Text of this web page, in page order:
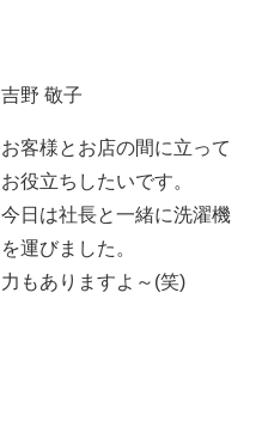
吉野 敬子
お客様とお店の間に立って
お役立ちしたいです。
今日は社長と一緒に洗濯機
を運びました。
力もありますよ～(笑)